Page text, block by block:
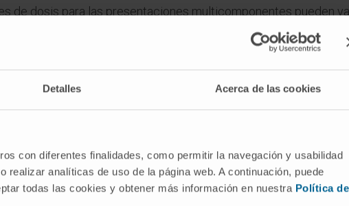
Detalles Acerca de las cookies
con diferentes finalidades, como permitir la navegación y usabilidad
realizar analíticas de uso de la página web. A continuación, puede
todas las cookies y obtener más información en nuestra Política de
de dosis para las presentaciones multicomponentes pueden
con agua. Aplique mediante un suave masaje, una capa fina de
aconsejable lavarse las manos después de cada aplicación. La